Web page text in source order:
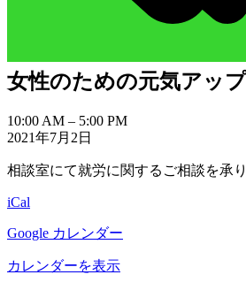
女性のための元気アッ
女
性
た
め
の
元
ア
10:00 AM – 5:00 PM
2021年7月2日
相談室にて就労に関するご相談を承り
iCal
Google カレンダー
カレンダーを表示